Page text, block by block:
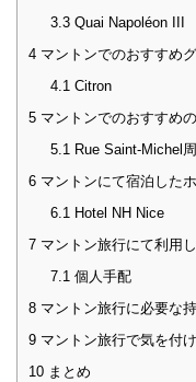
3.3Quai Napoléon III
4 マントンでのおすすめ
4.1 Citron
5 マントンでのおすすめ
5.1 Rue Saint-Michel
6 マントンにて宿泊した
6.1 Hotel NH Nice
7 マントン旅行にて利用
7.1 個人手配
8 マントン旅行に必要な
9 マントン旅行で気を付
10 まとめ